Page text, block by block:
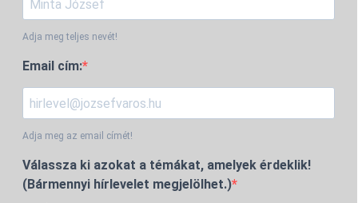
Adja meg teljes nevét!
Email cím:
Adja meg az email címét!
Válassza ki azokat a témákat, amelyek érdeklik!
(Bármennyi hírlevelet megjelölhet.)